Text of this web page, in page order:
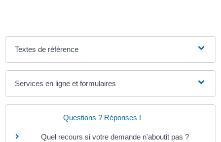
Textes de référence
Services en ligne et formulaires
Questions ? Réponses !
Quel recours si votre demande n'aboutit pas ?